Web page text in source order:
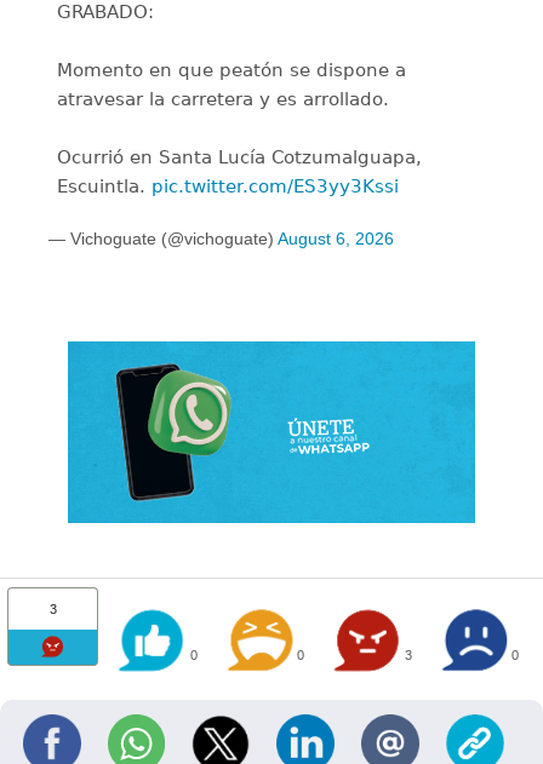
GRABADO:
Momento en que peatón se dispone a
atravesar la carretera y es arrollado.
Ocurrió en Santa Lucía Cotzumalguapa,
Escuintla. pic.twitter.com/ES3yy3Kssi
— Vichoguate (@vichoguate) August 6, 2026
3
0 0 3 0